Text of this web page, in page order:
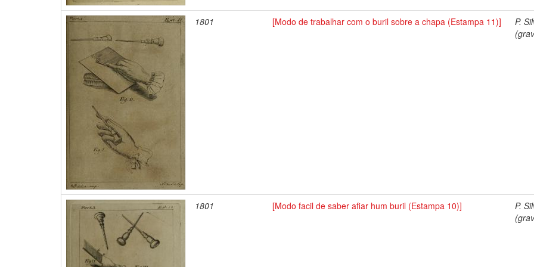
1801 [Modo de trabalhar com o buril sobre a chapa (Estampa 11)]
P.
1801 [Modo facil de saber afiar hum buril (Estampa 10)]
P.